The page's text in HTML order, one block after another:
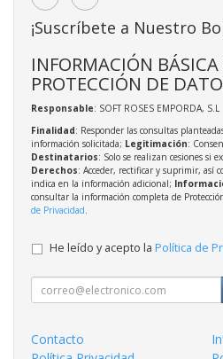
¡Suscríbete a Nuestro
INFORMACIÓN BÁSICA
PROTECCIÓN DE
Responsable: SOFT ROSES EMPORDA, S.L
Finalidad: Responder las consultas
información solicitada; Legitimación:
Destinatarios: Solo se realizan cesiones si
Derechos: Acceder, rectificar y suprimir, así
indica en la información adicional;
consultar la información completa de
de Privacidad.
He leído y acepto la Política de
Contacto